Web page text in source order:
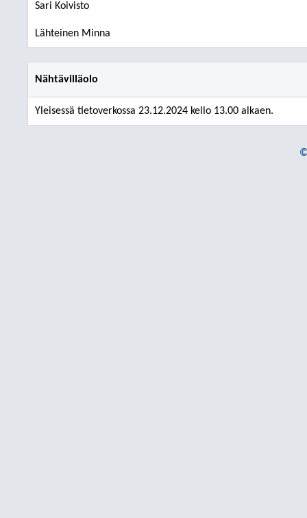
Sari Koivisto
Lähteinen Minna
Nähtävilläolo
Yleisessä tietoverkossa 23.12.2024 kello 13.00 alkaen.